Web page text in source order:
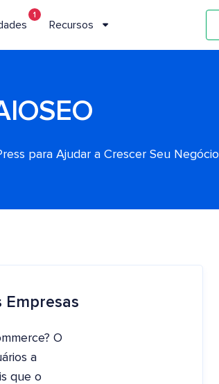
1
Recursos
para Ajudar a Crescer Seu Negócio
Empresas
O
a
que o